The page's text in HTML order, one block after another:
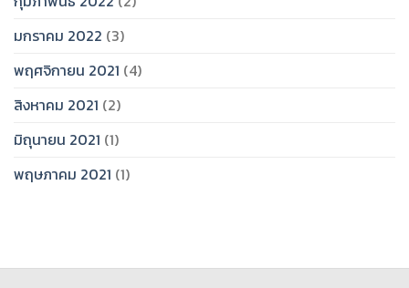
มกราคม 2022 (3)
พฤศจิกายน 2021 (4)
สิงหาคม 2021 (2)
มิถุนายน 2021 (1)
พฤษภาคม 2021 (1)